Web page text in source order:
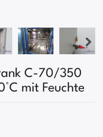
C-70/350
mit Feuchte